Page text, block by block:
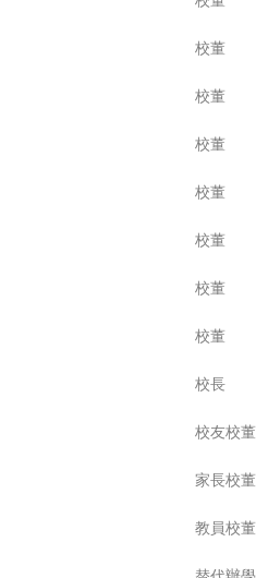
校董
校董
校董
校董
校董
校董
校董
校長
校友校董
家長校董
教員校董